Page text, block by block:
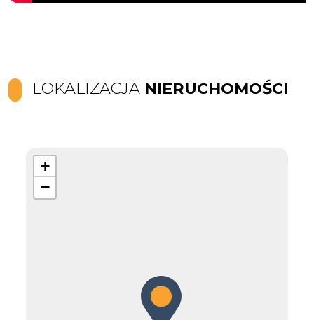
LOKALIZACJA NIERUCHOMOŚCI
+
−